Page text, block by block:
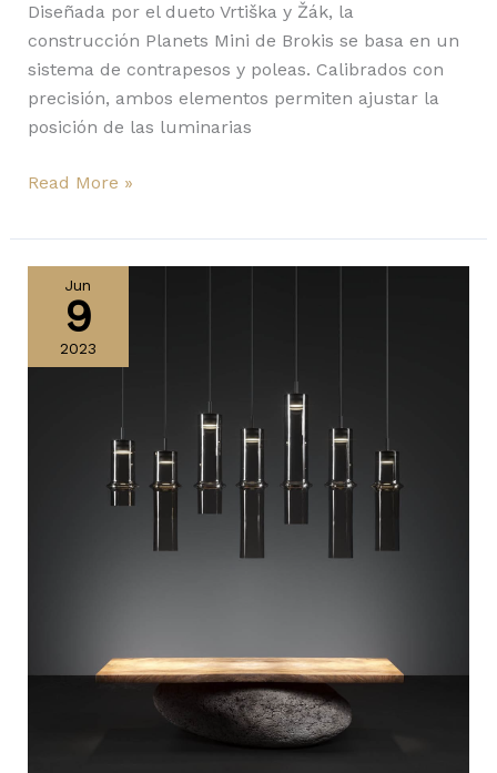
Diseñada por el dueto Vrtiška y Žák, la
construcción Planets Mini de Brokis se basa en un
sistema de contrapesos y poleas. Calibrados con
precisión, ambos elementos permiten ajustar la
posición de las luminarias
Read More »
Jun
9
2023
Forest
Brokis:
relajante